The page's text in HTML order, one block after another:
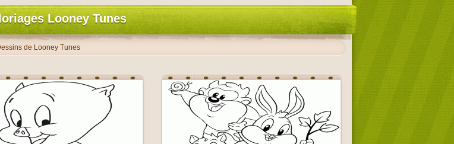
Looney Tunes
de Looney Tunes